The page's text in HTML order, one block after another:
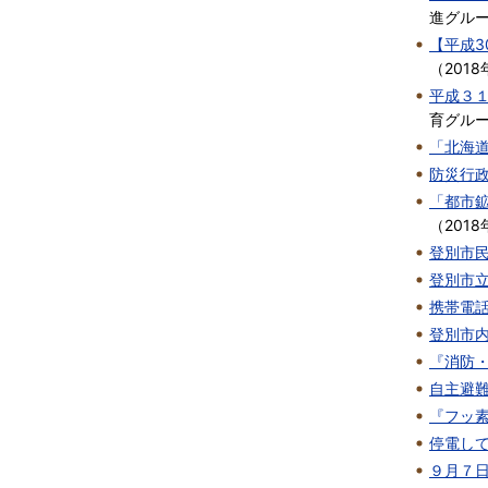
進グル
【平成
（2018
平成３
育グル
「北海
防災行
「都市
（2018
登別市
登別市
携帯電
登別市
『消防
自主避
『フッ
停電し
９月７